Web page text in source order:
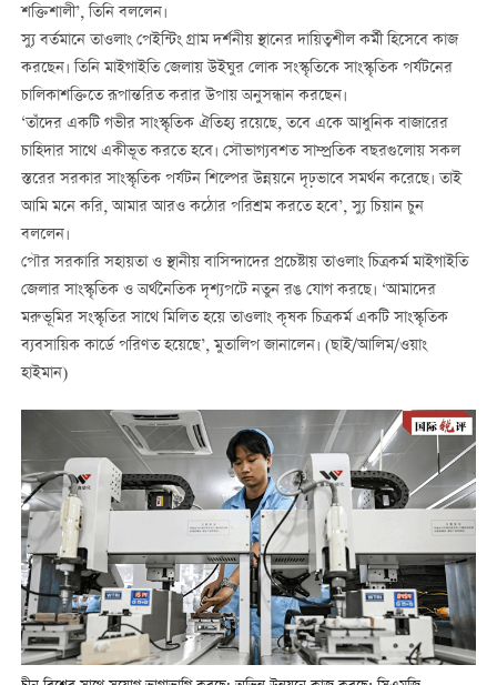
শক্তিশালী’, তিনি বললেন।
স্যু বর্তমানে তাওলাং পেইন্টিং গ্রাম দর্শনীয় স্থানের দায়িত্বশীল কর্মী হিসেবে কাজ
করছেন। তিনি মাইগাইতি জেলায় উইঘুর লোক সংস্কৃতিকে সাংস্কৃতিক পর্যটনের
চালিকাশক্তিতে রূপান্তরিত করার উপায় অনুসন্ধান করছেন।
‘তাঁদের একটি গভীর সাংস্কৃতিক ঐতিহ্য রয়েছে, তবে একে আধুনিক বাজারের
চাহিদার সাথে একীভূত করতে হবে। সৌভাগ্যবশত সাম্প্রতিক বছরগুলোয় সকল
স্তরের সরকার সাংস্কৃতিক পর্যটন শিল্পের উন্নয়নে দৃঢ়ভাবে সমর্থন করেছে। তাই
আমি মনে করি, আমার আরও কঠোর পরিশ্রম করতে হবে’, স্যু চিয়ান চুন
বললেন।
পৌর সরকারি সহায়তা ও স্থানীয় বাসিন্দাদের প্রচেষ্টায় তাওলাং চিত্রকর্ম মাইগাইতি
জেলার সাংস্কৃতিক ও অর্থনৈতিক দৃশ্যপটে নতুন রঙ যোগ করছে। ‘আমাদের
মরুভূমির সংস্কৃতির সাথে মিলিত হয়ে তাওলাং কৃষক চিত্রকর্ম একটি সাংস্কৃতিক
ব্যবসায়িক কার্ডে পরিণত হয়েছে’, মুতালিপ জানালেন। (ছাই/আলিম/ওয়াং
হাইমান)